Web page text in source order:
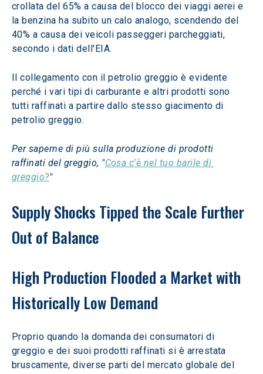
crollata del 65% a causa del blocco dei viaggi aerei e
la benzina ha subito un calo analogo, scendendo del
40% a causa dei veicoli passeggeri parcheggiati,
secondo i dati dell'EIA.
Il collegamento con il petrolio greggio è evidente
perché i vari tipi di carburante e altri prodotti sono
tutti raffinati a partire dallo stesso giacimento di
petrolio greggio.
Per saperne di più sulla produzione di prodotti
raffinati del greggio, "Cosa c'è nel tuo barile di
greggio?"
Supply Shocks Tipped the Scale Further
Out of Balance
High Production Flooded a Market with
Historically Low Demand
Proprio quando la domanda dei consumatori di
greggio e dei suoi prodotti raffinati si è arrestata
bruscamente, diverse parti del mercato globale del